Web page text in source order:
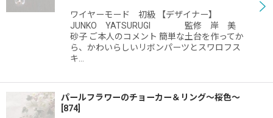
ワイヤーモード 初級 【デザイナー】
JUNKO YATSURUGI 監修 岸 美
砂子 ご本人のコメント 簡単な土台を作ってか
ら、かわいらしいリボンパーツとスワロフス
キ…
パールフラワーのチョーカー＆リング〜桜色〜
874